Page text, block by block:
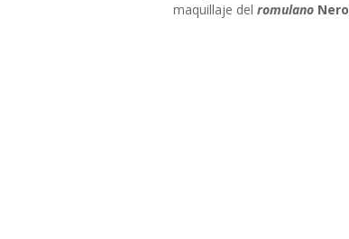
maquillaje del romulano Nero